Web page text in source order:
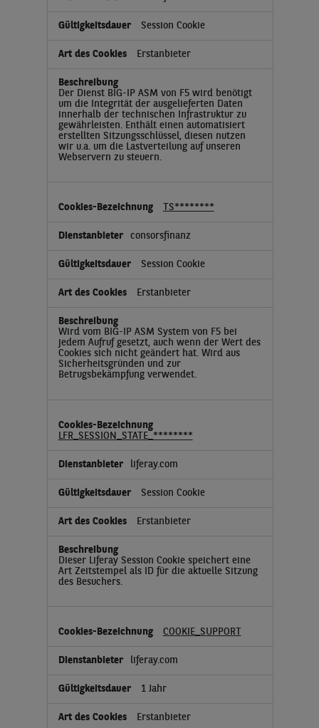
Session Cookie
Erstanbieter
Der Dienst BIG-IP ASM von F5 wird benötigt
um die Integrität der ausgelieferten Daten
innerhalb der technischen Infrastruktur zu
gewährleisten. Enthält einen automatisiert
erstellten Sitzungsschlüssel, diesen nutzen
wir u.a. um die Lastverteilung auf unseren
Webservern zu steuern.
TS********
consorsfinanz
Session Cookie
Erstanbieter
Wird vom BIG-IP ASM System von F5 bei
jedem Aufruf gesetzt, auch wenn der Wert des
Cookies sich nicht geändert hat. Wird aus
Sicherheitsgründen und zur
Betrugsbekämpfung verwendet.
LFR_SESSION_STATE_********
liferay.com
Session Cookie
Erstanbieter
Dieser Liferay Session Cookie speichert eine
Art Zeitstempel als ID für die aktuelle Sitzung
des Besuchers.
COOKIE_SUPPORT
liferay.com
1 Jahr
Erstanbieter